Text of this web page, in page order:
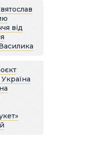
від
Україна